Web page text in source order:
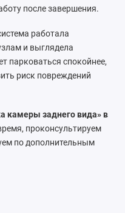
после завершения.
работала
и выглядела
парковаться спокойнее,
риск повреждений
камеры заднего вида» в
проконсультируем
по дополнительным